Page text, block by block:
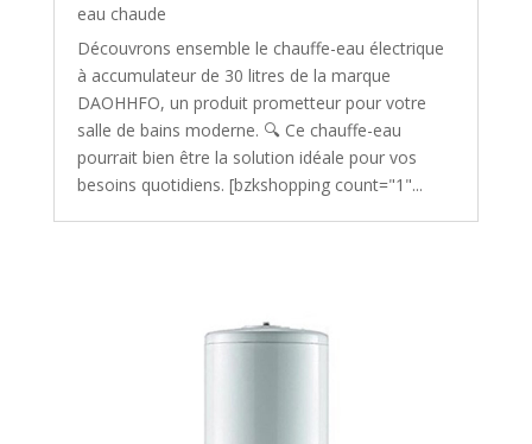
eau chaude
Découvrons ensemble le chauffe-eau électrique
à accumulateur de 30 litres de la marque
DAOHHFO, un produit prometteur pour votre
salle de bains moderne. 🔍 Ce chauffe-eau
pourrait bien être la solution idéale pour vos
besoins quotidiens. [bzkshopping count="1"...